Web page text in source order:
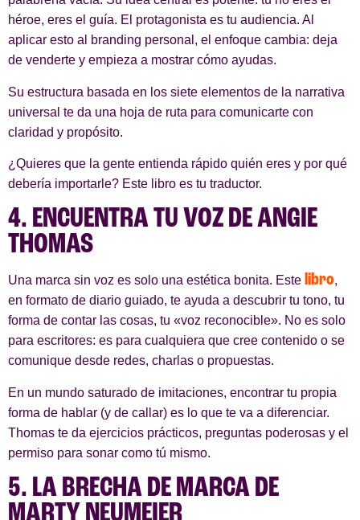
héroe, eres el guía. El protagonista es tu audiencia. Al
aplicar esto al branding personal, el enfoque cambia: deja
de venderte y empieza a mostrar cómo ayudas.
Su estructura basada en los siete elementos de la narrativa
universal te da una hoja de ruta para comunicarte con
claridad y propósito.
¿Quieres que la gente entienda rápido quién eres y por qué
debería importarle? Este libro es tu traductor.
4. ENCUENTRA TU VOZ DE ANGIE
THOMAS
Una marca sin voz es solo una estética bonita. Este libro,
en formato de diario guiado, te ayuda a descubrir tu tono, tu
forma de contar las cosas, tu «voz reconocible». No es solo
para escritores: es para cualquiera que cree contenido o se
comunique desde redes, charlas o propuestas.
En un mundo saturado de imitaciones, encontrar tu propia
forma de hablar (y de callar) es lo que te va a diferenciar.
Thomas te da ejercicios prácticos, preguntas poderosas y el
permiso para sonar como tú mismo.
5. LA BRECHA DE MARCA DE
MARTY NEUMEIER